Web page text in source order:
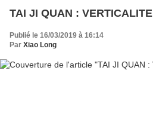
TAI JI QUAN : VERTICALITE
Publié le 16/03/2019 à 16:14
Par Xiao Long